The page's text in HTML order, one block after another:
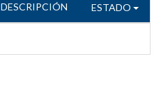
DESCRIPCIÓN ESTADO